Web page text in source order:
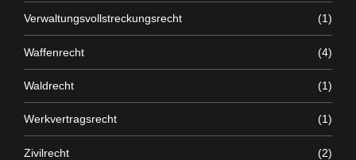
Verwaltungsvollstreckungsrecht (1)
Waffenrecht (4)
Waldrecht (1)
Werkvertragsrecht (1)
Zivilrecht (2)